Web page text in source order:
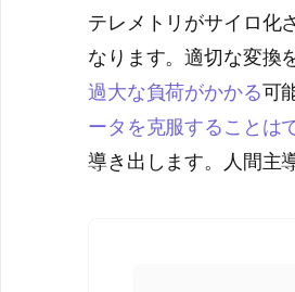
テレメトリがサイロ化
なります。適切な変換
過大な負荷がかかる可
ータを克服することは
導き出します。人間主